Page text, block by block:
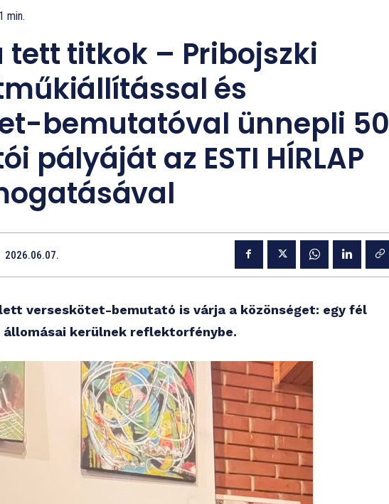
1 min.
tett titkok – Pribojszki
és
bemutatóval ünnepli 50
pályáját az ESTI HÍRLAP
2026.06.07.
verseskötet-bemutató is várja a közönséget: egy fél
kerülnek reflektorfénybe.